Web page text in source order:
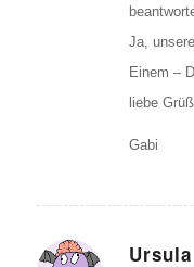
Ja,
Einem –
liebe
Gabi
Ursula